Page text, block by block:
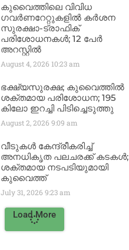
കുവൈത്തിലെ വിവിധ
ഗവർണറേറ്റുകളിൽ കർശന
സുരക്ഷാ-ട്രാഫിക്
പരിശോധനകൾ; 12 പേർ
അറസ്റ്റിൽ
August 4, 2026 10:23 am
ഭക്ഷ്യസുരക്ഷ; കുവൈത്തിൽ
ശക്തമായ പരിശോധന; 195
കിലോ ഇറച്ചി പിടിച്ചെടുത്തു
August 2, 2026 9:09 am
വീടുകൾ കേന്ദ്രീകരിച്ച്
അനധികൃത പലചരക്ക് കടകൾ;
ശക്തമായ നടപടിയുമായി
കുവൈത്ത്
July 31, 2026 9:23 am
Load More